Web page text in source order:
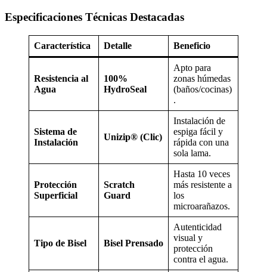
Especificaciones Técnicas Destacadas
Característica Detalle Beneficio
Resistencia al
Agua
100%
HydroSeal
Apto para
zonas húmedas
(baños/cocinas)
.
Sistema de
Instalación
Unizip® (Clic)
Instalación de
espiga fácil y
rápida con una
sola lama.
Protección
Superficial
Scratch
Guard
Hasta 10 veces
más resistente a
los
microarañazos.
Tipo de Bisel Bisel Prensado
Autenticidad
visual y
protección
contra el agua.